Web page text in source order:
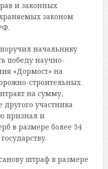
и законных
законом
начальнику
победу научно-
«Дормост» на
строительных
на сумму,
участника
признал и
в размере более 34
штраф в размере